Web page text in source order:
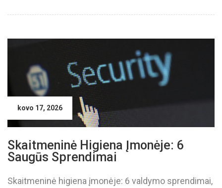
kovo 17, 2026
Skaitmeninė Higiena Įmonėje: 6
Saugūs Sprendimai
Skaitmeninė higiena įmonėje: 6 valdymo sprendimai,